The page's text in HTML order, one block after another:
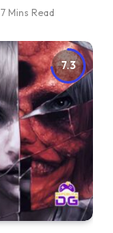
7 Mins Read
7.3